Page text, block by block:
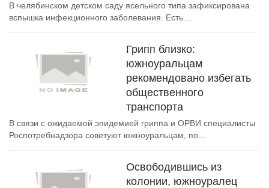
В челябинском детском саду ясельного типа зафиксирована
вспышка инфекционного заболевания. Есть...
Грипп близко:
южноуральцам
рекомендовано избегать
общественного
транспорта
В связи с ожидаемой эпидемией гриппа и ОРВИ специалисты
Роспотребнадзора советуют южноуральцам, по...
Освободившись из
колонии, южноуралец